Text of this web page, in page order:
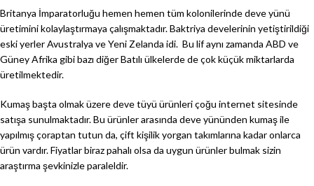
Britanya İmparatorluğu hemen hemen tüm kolonilerinde deve yünü
üretimini kolaylaştırmaya çalışmaktadır. Baktriya develerinin yetiştirildiği
eski yerler Avustralya ve Yeni Zelanda idi. Bu lif aynı zamanda ABD ve
Güney Afrika gibi bazı diğer Batılı ülkelerde de çok küçük miktarlarda
üretilmektedir.
Kumaş başta olmak üzere deve tüyü ürünleri çoğu internet sitesinde
satışa sunulmaktadır. Bu ürünler arasında deve yününden kumaş ile
yapılmış çoraptan tutun da, çift kişilik yorgan takımlarına kadar onlarca
ürün vardır. Fiyatlar biraz pahalı olsa da uygun ürünler bulmak sizin
araştırma şevkinizle paraleldir.